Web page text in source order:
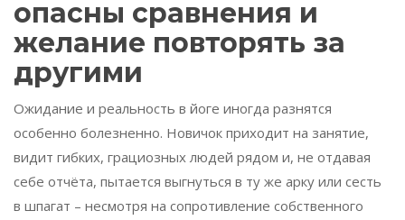
опасны сравнения и
желание повторять за
другими
Ожидание и реальность в йоге иногда разнятся
особенно болезненно. Новичок приходит на занятие,
видит гибких, грациозных людей рядом и, не отдавая
себе отчёта, пытается выгнуться в ту же арку или сесть
в шпагат – несмотря на сопротивление собственного